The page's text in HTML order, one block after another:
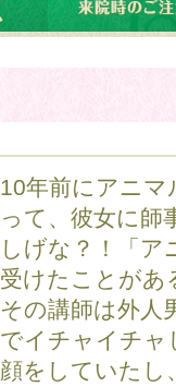
10年前にアニ
って、彼女に師
しげな？！「
受けたことがあ
その講師は外人
でイチャイチャ
顔をしていたし